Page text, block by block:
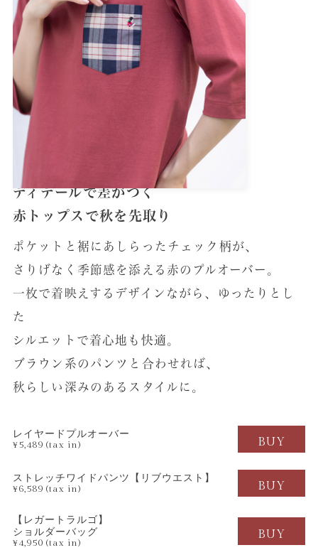
ディテールで差がつく
赤トップスで秋を先取り
ポケットと裾にあしらったチェック柄が、
さりげなく季節感を添える赤のプルオーバー。
一枚で着映えするデザインながら、ゆったりとし
た
シルエットで着心地も快適。
ブラウン系のパンツと合わせれば、
秋らしい深みのあるスタイルに。
レイヤードプルオーバー
¥5,489 (tax in) BUY
ストレッチワイドパンツ 【リブウエスト】
¥6,589 (tax in) BUY
【レガートラルゴ】
ショルダーバッグ
¥4,950 (tax in)
BUY